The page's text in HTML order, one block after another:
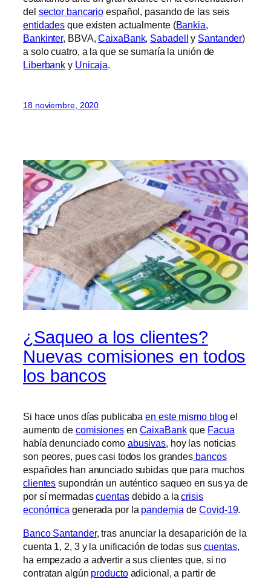
del sector bancario español, pasando de las seis
entidades que existen actualmente (Bankia,
Bankinter, BBVA,CaixaBank, Sabadell y Santander)
a solo cuatro, a la que se sumaría la unión de
Liberbank y Unicaja.
18 noviembre, 2020
¿Saqueo a los clientes?
Nuevas comisiones en todos
los bancos
Si hace unos días publicabaen este mismo blog el
aumento de comisionesen CaixaBankque Facua
había denunciado como abusivas, hoy las noticias
son peores, pues casi todos los grandes bancos
españoles han anunciado subidas que para muchos
clientes supondrán un auténtico saqueo en sus ya de
por sí mermadascuentasdebido a lacrisis
económica generada por la pandemia deCovid-19.
Banco Santander, tras anunciar la desaparición de la
cuenta 1, 2, 3 y la unificación de todas sus cuentas,
ha empezado a advertir a sus clientes que, si no
contratan algún productoadicional, a partir de